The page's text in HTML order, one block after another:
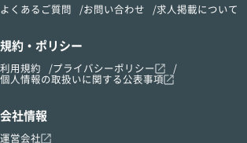
よくあるご質問 お問い合わせ 求人掲載について
規約・ポリシー
利用規約
プライバシーポリシー
個人情報の取扱いに関する公表事項
会社情報
運営会社